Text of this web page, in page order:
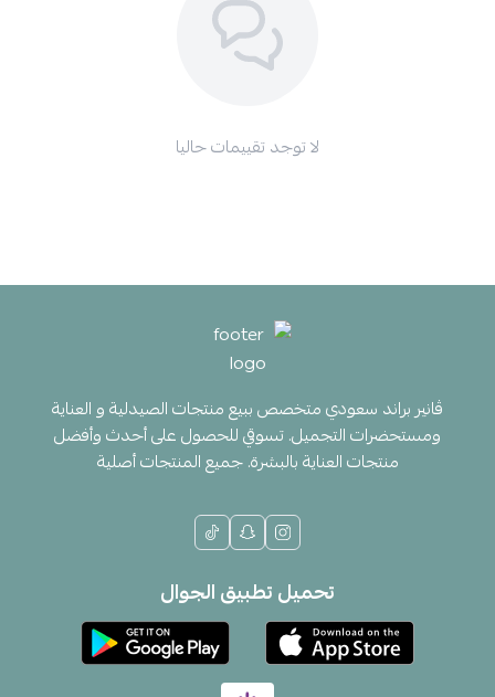
لا توجد تقييمات حاليا
ڤانير براند سعودي متخصص ببيع منتجات الصيدلية و العناية
ومستحضرات التجميل. تسوقي للحصول على أحدث وأفضل
منتجات العناية بالبشرة. جميع المنتجات أصلية
تحميل تطبيق الجوال